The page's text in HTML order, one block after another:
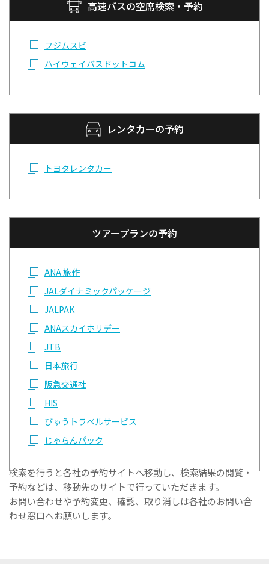
高速バスの空席検索・予約
フジムスビ
ハイウェイバスドットコム
レンタカーの予約
トヨタレンタカー
ツアープランの予約
ANA 旅作
JALダイナミックパッケージ
JALPAK
ANAスカイホリデー
JTB
日本旅行
阪急交通社
HIS
びゅうトラベルサービス
じゃらんパック
検索を行うと各社の予約サイトへ移動し、検索結果の閲覧・
予約などは、移動先のサイトで行っていただきます。
お問い合わせや予約変更、確認、取り消しは各社のお問い合
わせ窓口へお願いします。